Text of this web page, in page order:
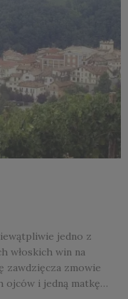
jedno z
włoskich win na
zawdzięcza zmowie
ojców i jedną matkę…